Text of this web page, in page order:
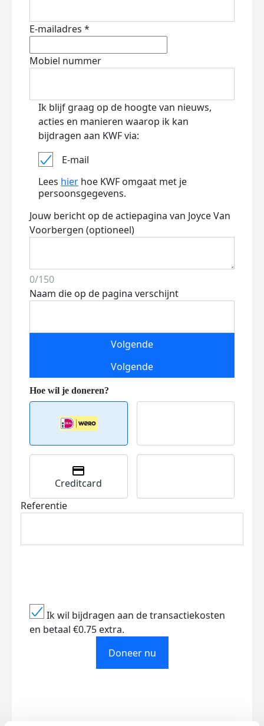
E-mailadres *
Mobiel nummer
Ik blijf graag op de hoogte van nieuws,
acties en manieren waarop ik kan
bijdragen aan KWF via:
E-mail
Lees hier hoe KWF omgaat met je
persoonsgegevens.
Jouw bericht op de actiepagina van Joyce Van
Voorbergen (optioneel)
0/150
Naam die op de pagina verschijnt
Volgende
Volgende
Creditcard
Referentie
Ik wil bijdragen aan de transactiekosten
en betaal €0.75 extra.
Doneer nu